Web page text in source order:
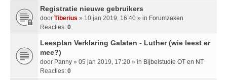
Registratie nieuwe gebruikers
door Tiberius » 10 jan 2019, 16:40 » in Forumzaken
Reacties: 0
Leesplan Verklaring Galaten - Luther (wie leest er
mee?)
door Panny » 05 jan 2019, 17:20 » in Bijbelstudie OT en NT
Reacties: 0